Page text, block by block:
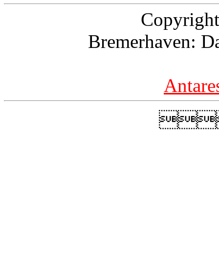
Bremerhaven: